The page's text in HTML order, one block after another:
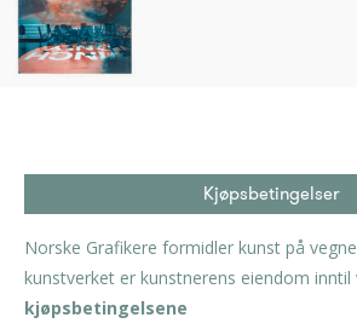
Kjøpsbetingelser
Norske Grafikere formidler kunst på
kunstverket er kunstnerens eiendom inntil
kjøpsbetingelsene